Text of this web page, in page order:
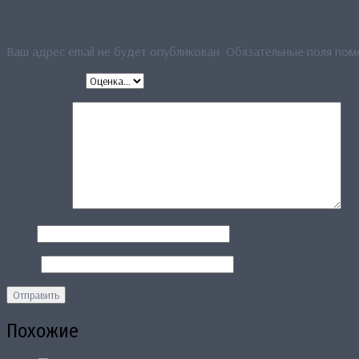
Ваш адрес email не будет опубликован. Обязательные поля
Похожие